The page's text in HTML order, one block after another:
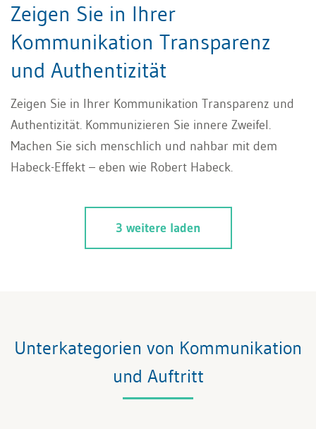
Zeigen Sie in Ihrer
Kommunikation Transparenz
und Authentizität
Zeigen Sie in Ihrer Kommunikation Transparenz und
Authentizität. Kommunizieren Sie innere Zweifel.
Machen Sie sich menschlich und nahbar mit dem
Habeck-Effekt – eben wie Robert Habeck.
3 weitere laden
Unterkategorien von Kommunikation
und Auftritt